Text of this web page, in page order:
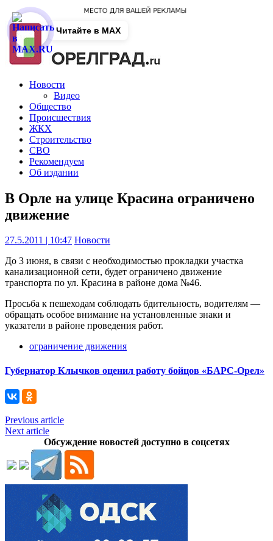
Новости
Видео
Общество
Происшествия
ЖКХ
Строительство
СВО
Рекомендуем
Об издании
В Орле на улице Красина ограничено
движение
27.5.2011 | 10:47 Новости
До 3 июня, в связи с необходимостью прокладки участка
канализационной сети, будет ограничено движение
транспорта по ул. Красина в районе дома №46.
Просьба к пешеходам соблюдать бдительность, водителям —
обращать особое внимание на установленные знаки и
указатели в районе проведения работ.
ограничение движения
Губернатор Клычков оценил работу бойцов «БАРС-Орел»
Previous article
Next article
Обсуждение новостей доступно в соцсетях
Читайте в MAX